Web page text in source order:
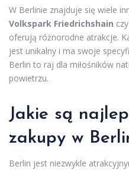
W Berlinie znajduje się wiele
Volkspark Friedrichshain czy
oferują różnorodne atrakcje.
jest unikalny i ma swoje
Berlin to raj dla miłośników
powietrzu.
Jakie są
zakupy w
Berlin jest niezwykle